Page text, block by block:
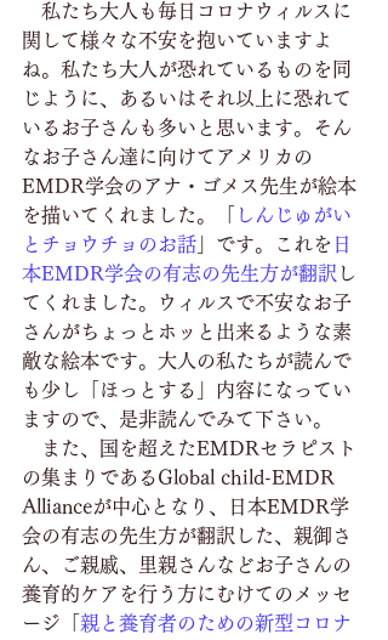
私たち大人も毎日コロナウィルスに
関して様々な不安を抱いていますよ
ね。私たち大人が恐れているものを同
じように、あるいはそれ以上に恐れて
いるお子さんも多いと思います。そん
なお子さん達に向けてアメリカの
EMDR学会のアナ・ゴメス先生が絵本
を描いてくれました。「
しんじゅがい
と チョウチョのお話 」です。これを 日
本EMDR学会の有志の先生方が翻訳 し
てくれました。ウィルスで不安なお子
さんがちょっとホッと出来るような素
敵な絵本です。大人の私たちが読んで
も少し「ほっとする」内容になってい
ますので、是非読んでみて下さい。
また、国を超えたEMDRセラピスト
の集まりであるGlobal child-EMDR
Allianceが中心となり、日本EMDR学
会の有志の先生方が翻訳した、親御さ
ん、ご親戚、里親さんなどお子さんの
養育的ケアを行う方にむけてのメッセ
ージ「 親と養育者のための新型コロナ